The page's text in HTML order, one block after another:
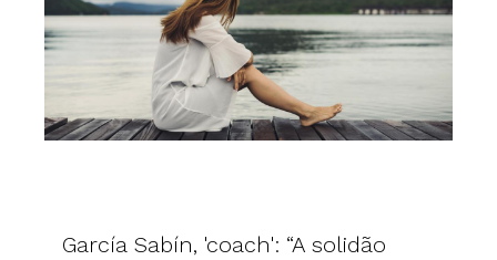
García Sabín, 'coach': “A solidão